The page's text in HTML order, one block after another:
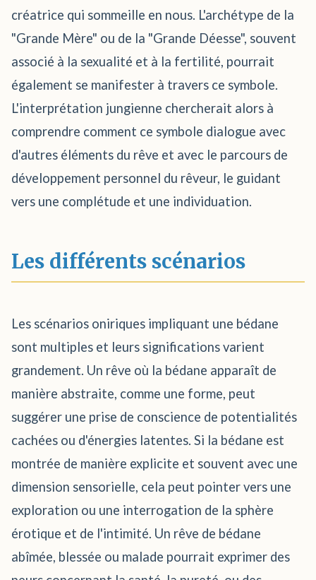
créatrice qui sommeille en nous. L'archétype de la
"Grande Mère" ou de la "Grande Déesse", souvent
associé à la sexualité et à la fertilité, pourrait
également se manifester à travers ce symbole.
L'interprétation jungienne chercherait alors à
comprendre comment ce symbole dialogue avec
d'autres éléments du rêve et avec le parcours de
développement personnel du rêveur, le guidant
vers une complétude et une individuation.
Les différents scénarios
Les scénarios oniriques impliquant une bédane
sont multiples et leurs significations varient
grandement. Un rêve où la bédane apparaît de
manière abstraite, comme une forme, peut
suggérer une prise de conscience de potentialités
cachées ou d'énergies latentes. Si la bédane est
montrée de manière explicite et souvent avec une
dimension sensorielle, cela peut pointer vers une
exploration ou une interrogation de la sphère
érotique et de l'intimité. Un rêve de bédane
abîmée, blessée ou malade pourrait exprimer des